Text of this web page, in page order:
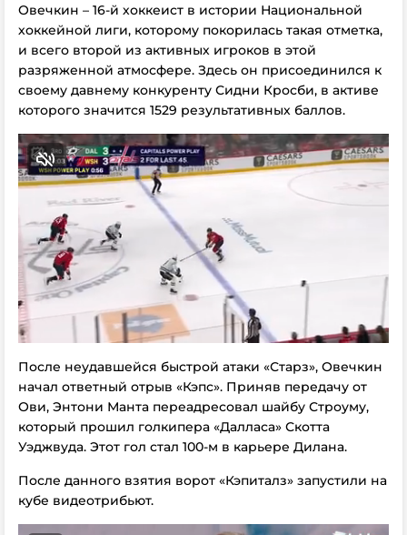
Овечкин – 16-й хоккеист в истории Национальной
хоккейной лиги, которому покорилась такая отметка,
и всего второй из активных игроков в этой
разряженной атмосфере. Здесь он присоединился к
своему давнему конкуренту Сидни Кросби, в активе
которого значится 1529 результативных баллов.
После неудавшейся быстрой атаки «Старз», Овечкин
начал ответный отрыв «Кэпс». Приняв передачу от
Ови, Энтони Манта переадресовал шайбу Строуму,
который прошил голкипера «Далласа» Скотта
Уэджвуда. Этот гол стал 100-м в карьере Дилана.
После данного взятия ворот «Кэпиталз» запустили на
кубе видеотрибьют.